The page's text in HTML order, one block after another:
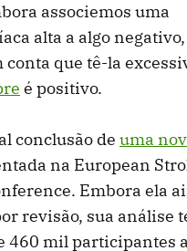
associemos uma
alta a algo negativo,
conta que tê-la
é positivo.
conclusão de uma
na European
Embora ela
revisão, sua análise
460 mil participantes